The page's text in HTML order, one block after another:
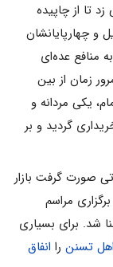
تا از چاپیده
و چهارپایانشان
منافع عده‌ای
زمان از بین
یکی مردانه و
گردید و بر
صورت گرفت بازار
مراسم
شد. برای بسیاری
اهل تسنن را انفاق